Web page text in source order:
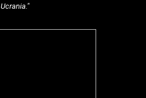
Ucrania."